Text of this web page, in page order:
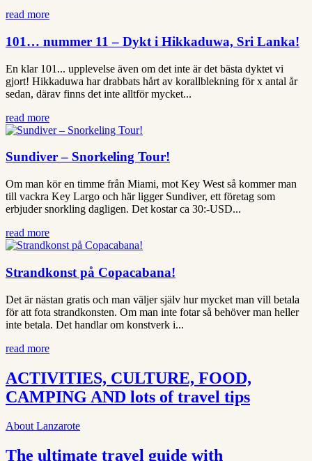
read more
101… nummer 11 – Dykt i Hikkaduwa, Sri Lanka!
En klar 101... upplevelse även om det inte är det bästa dyktet vi
gjort! Hikkaduwa har drabbats hårt av korallblekning för x antal år
sedan, därav finns det inte alltför mycket...
read more
Sundiver – Snorkeling Tour!
Om man kör en timme från Miami, mot Key West så kommer man
till vackra Key Largo och här ligger Sundiver, ett företag som
erbjuder snorkling dagligen. Det kostar ca 30:-USD...
read more
Strandkonst på Copacabana!
Det är nästan gratis och man väljer själv hur mycket man vill betala
för att fota strandkonsten. Om man inte fotar så behöver man heller
inte betala. Det handlar om konstverk i...
read more
ACTIVITIES, CULTURE, FOOD,
CAMPING AND lots of travel tips
About Lanzarote
The ultimate travel guide with